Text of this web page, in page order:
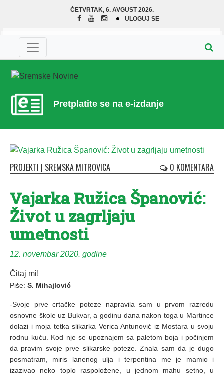
ČETVRTAK, 6. AVGUST 2026.
ULOGUJ SE
Pretplatite se na e-izdanje
PROJEKTI | SREMSKA MITROVICA 0 KOMENTARA
Vajarka Ružica Španović:
Život u zagrljaju
umetnosti
12. novembar 2020. godine
Čitaj mi!
Piše: S. Mihajlović
-Svoje prve crtačke poteze napravila sam u prvom razredu
osnovne škole uz Bukvar, a godinu dana nakon toga u Martince
dolazi i moja tetka slikarka Verica Antunović iz Mostara u svoju
rodnu kuću. Kod nje se upoznajem sa paletom boja i počinjem
da pravim svoje prve slikarske poteze. Znala sam da je dugo
posmatram, miris lanenog ulja i terpentina me je mamio i
izazivao neko toplo raspoložene, u jednom mahu setno, u